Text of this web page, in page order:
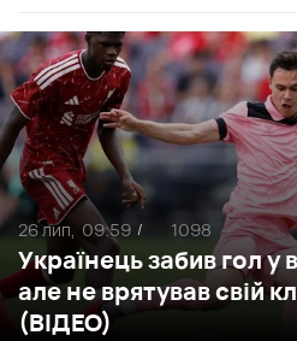
Українець забив гол у
але не врятував свій
(ВІДЕО)
26 лип, 09:59 / 1098